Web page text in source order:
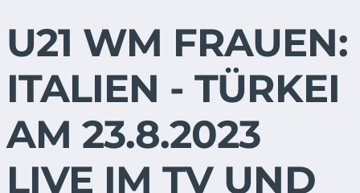
U21 WM FRAUEN:
ITALIEN - TÜRKEI
AM 23.8.2023
LIVE IM TV UND